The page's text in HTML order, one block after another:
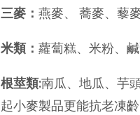
三麥： 燕麥、 蕎麥、藜
米類： 蘿蔔糕、米粉、
根莖類:南瓜、地瓜、芋
起小麥製品更能抗老凍齡